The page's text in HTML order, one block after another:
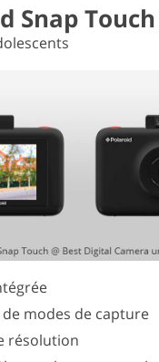
Snap Touch
modes de capture
résolution